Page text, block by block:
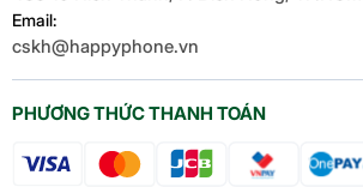
PHƯƠNG THỨC THANH TOÁN
Email:
cskh@happyphone.vn